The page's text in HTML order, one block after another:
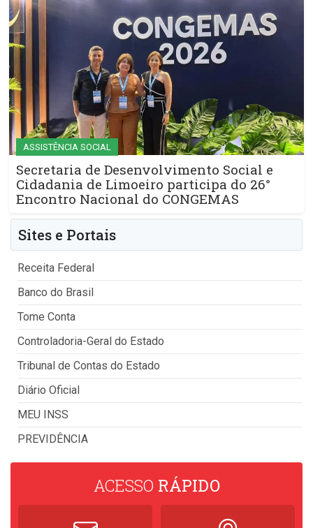
ASSISTÊNCIA SOCIAL
Secretaria de Desenvolvimento Social e
Cidadania de Limoeiro participa do 26°
Encontro Nacional do CONGEMAS
Sites e Portais
Receita Federal
Banco do Brasil
Tome Conta
Controladoria-Geral do Estado
Tribunal de Contas do Estado
Diário Oficial
MEU INSS
PREVIDÊNCIA
ACESSO RÁPIDO